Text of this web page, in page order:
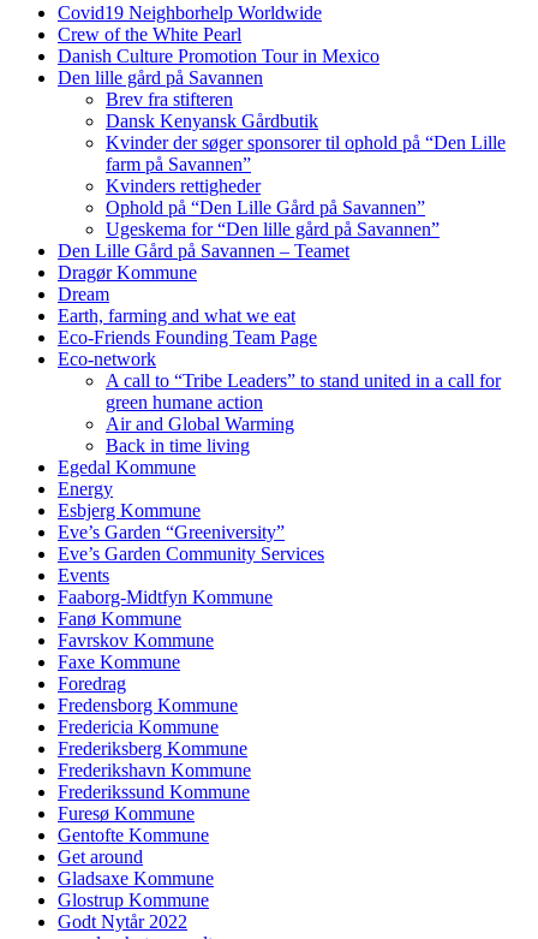
Covid19 Neighborhelp Worldwide
Crew of the White Pearl
Danish Culture Promotion Tour in Mexico
Den lille gård på Savannen
Brev fra stifteren
Dansk Kenyansk Gårdbutik
Kvinder der søger sponsorer til ophold på “Den Lille
farm på Savannen”
Kvinders rettigheder
Ophold på “Den Lille Gård på Savannen”
Ugeskema for “Den lille gård på Savannen”
Den Lille Gård på Savannen – Teamet
Dragør Kommune
Dream
Earth, farming and what we eat
Eco-Friends Founding Team Page
Eco-network
A call to “Tribe Leaders” to stand united in a call for
green humane action
Air and Global Warming
Back in time living
Egedal Kommune
Energy
Esbjerg Kommune
Eve’s Garden “Greeniversity”
Eve’s Garden Community Services
Events
Faaborg-Midtfyn Kommune
Fanø Kommune
Favrskov Kommune
Faxe Kommune
Foredrag
Fredensborg Kommune
Fredericia Kommune
Frederiksberg Kommune
Frederikshavn Kommune
Frederikssund Kommune
Furesø Kommune
Gentofte Kommune
Get around
Gladsaxe Kommune
Glostrup Kommune
Godt Nytår 2022